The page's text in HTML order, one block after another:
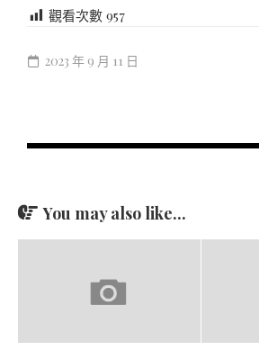
觀看次數 957
2023 年 9 月 11 日
You may also like...